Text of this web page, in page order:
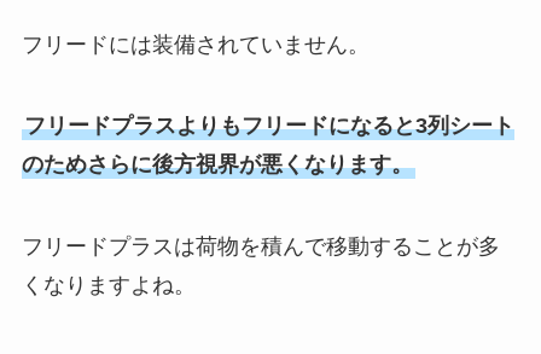
フリードには装備されていません。
フリードプラスよりもフリードになると3列シート
のためさらに後方視界が悪くなります。
フリードプラスは荷物を積んで移動することが多
くなりますよね。